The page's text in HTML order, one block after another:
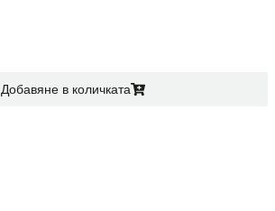
Добавяне в количката